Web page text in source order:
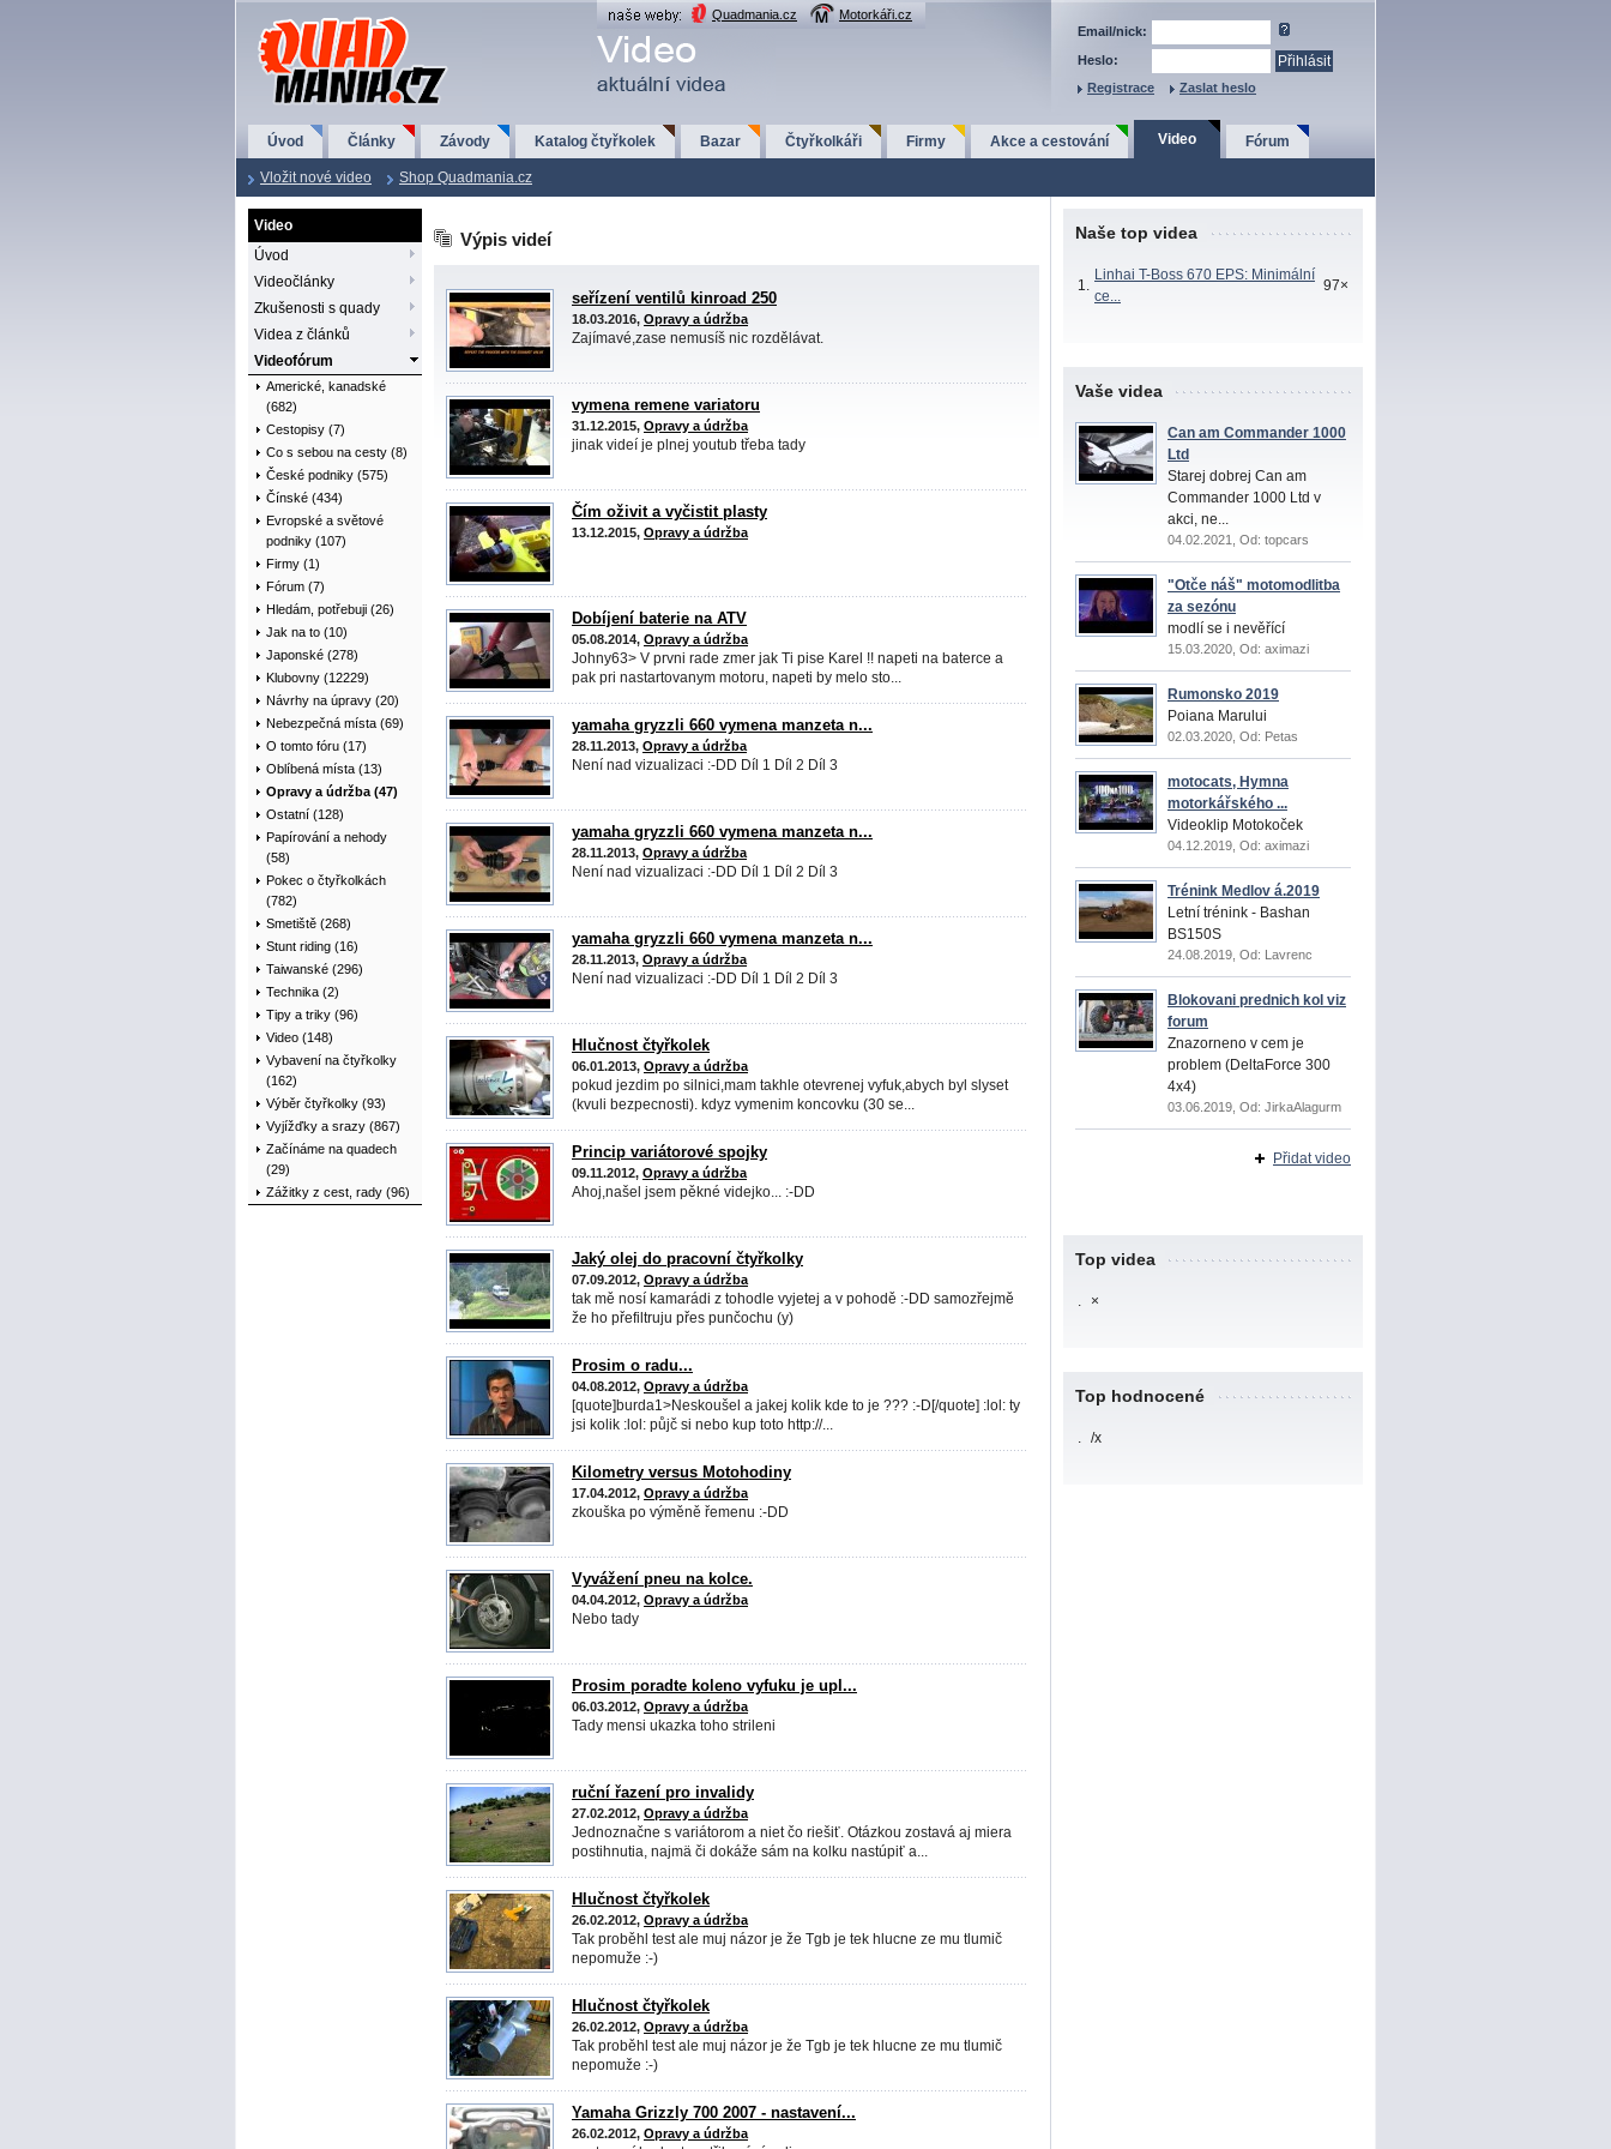
QuadMania.cz Quadmania.cz
Motorkáři.cz
Email/nick:
Heslo:
Registrace
Zaslat heslo
Úvod Články Závody Katalog čtyřkolek Bazar Čtyřkolkáři Firmy Akce a cestování Video Fórum
Vložit nové video Shop Quadmania.cz
Video
Úvod
Videočlánky
Zkušenosti s quady
Videa z článků
Videofórum
Americké, kanadské
(682)
Cestopisy (7)
Co s sebou na cesty (8)
České podniky (575)
Čínské (434)
Evropské a světové
podniky (107)
Firmy (1)
Fórum (7)
Hledám, potřebuji (26)
Jak na to (10)
Japonské (278)
Klubovny (12229)
Návrhy na úpravy (20)
Nebezpečná místa (69)
O tomto fóru (17)
Oblíbená místa (13)
Opravy a údržba (47)
Ostatní (128)
Papírování a nehody
(58)
Pokec o čtyřkolkách
(782)
Smetiště (268)
Stunt riding (16)
Taiwanské (296)
Technika (2)
Tipy a triky (96)
Video (148)
Vybavení na čtyřkolky
(162)
Výběr čtyřkolky (93)
Vyjížďky a srazy (867)
Začínáme na quadech
(29)
Zážitky z cest, rady (96)
Výpis videí
seřízení ventilů kinroad 250
18.03.2016, Opravy a údržba
Zajímavé,zase nemusíš nic rozdělávat.
vymena remene variatoru
31.12.2015, Opravy a údržba
jinak videí je plnej youtub třeba tady
Čím oživit a vyčistit plasty
13.12.2015, Opravy a údržba
Dobíjení baterie na ATV
05.08.2014, Opravy a údržba
Johny63> V prvni rade zmer jak Ti pise Karel !! napeti na baterce a
pak pri nastartovanym motoru, napeti by melo sto...
yamaha gryzzli 660 vymena manzeta n...
28.11.2013, Opravy a údržba
Není nad vizualizaci :-DD Díl 1 Díl 2 Díl 3
yamaha gryzzli 660 vymena manzeta n...
28.11.2013, Opravy a údržba
Není nad vizualizaci :-DD Díl 1 Díl 2 Díl 3
yamaha gryzzli 660 vymena manzeta n...
28.11.2013, Opravy a údržba
Není nad vizualizaci :-DD Díl 1 Díl 2 Díl 3
Hlučnost čtyřkolek
06.01.2013, Opravy a údržba
pokud jezdim po silnici,mam takhle otevrenej vyfuk,abych byl slyset
(kvuli bezpecnosti). kdyz vymenim koncovku (30 se...
Princip variátorové spojky
09.11.2012, Opravy a údržba
Ahoj,našel jsem pěkné videjko... :-DD
Jaký olej do pracovní čtyřkolky
07.09.2012, Opravy a údržba
tak mě nosí kamarádi z tohodle vyjetej a v pohodě :-DD samozřejmě
že ho přefiltruju přes punčochu (y)
Prosim o radu...
04.08.2012, Opravy a údržba
[quote]burda1>Neskoušel a jakej kolik kde to je ??? :-D[/quote] :lol: ty
jsi kolik :lol: půjč si nebo kup toto http://...
Kilometry versus Motohodiny
17.04.2012, Opravy a údržba
zkouška po výměně řemenu :-DD
Vyvážení pneu na kolce.
04.04.2012, Opravy a údržba
Nebo tady
Prosim poradte koleno vyfuku je upl...
06.03.2012, Opravy a údržba
Tady mensi ukazka toho strileni
ruční řazení pro invalidy
27.02.2012, Opravy a údržba
Jednoznačne s variátorom a niet čo riešiť. Otázkou zostavá aj miera
postihnutia, najmä či dokáže sám na kolku nastúpiť a...
Hlučnost čtyřkolek
26.02.2012, Opravy a údržba
Tak proběhl test ale muj názor je že Tgb je tek hlucne ze mu tlumič
nepomuže :-)
Hlučnost čtyřkolek
26.02.2012, Opravy a údržba
Tak proběhl test ale muj názor je že Tgb je tek hlucne ze mu tlumič
nepomuže :-)
Yamaha Grizzly 700 2007 - nastavení...
26.02.2012, Opravy a údržba
Naše top videa
1.
Linhai T-Boss 670 EPS: Minimální
ce...
97×
Vaše videa
Can am Commander 1000
Ltd
Starej dobrej Can am
Commander 1000 Ltd v
akci, ne...
04.02.2021, Od: topcars
"Otče náš" motomodlitba
za sezónu
modlí se i nevěřící
15.03.2020, Od: aximazi
Rumonsko 2019
Poiana Marului
02.03.2020, Od: Petas
motocats, Hymna
motorkářského ...
Videoklip Motokoček
04.12.2019, Od: aximazi
Trénink Medlov á.2019
Letní trénink - Bashan
BS150S
24.08.2019, Od: Lavrenc
Blokovani prednich kol viz
forum
Znazorneno v cem je
problem (DeltaForce 300
4x4)
03.06.2019, Od: JirkaAlagurm
Přidat video
Top videa
. ×
Top hodnocené
. /x